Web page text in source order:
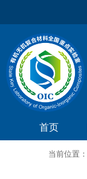
首页
当前位置：